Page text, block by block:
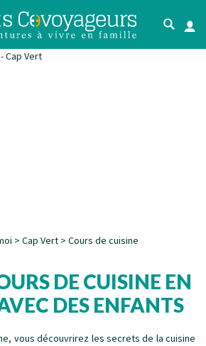
> Cap Vert > Cours de cuisine
DE CUISINE EN
DES ENFANTS
vous découvrirez les secrets de la cuisine